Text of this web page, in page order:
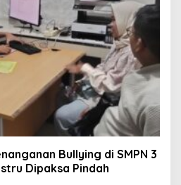
Bullying di SMPN 3
Dipaksa Pindah